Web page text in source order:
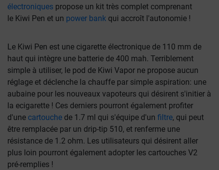
électroniques propose un kit très complet comprenant
le Kiwi Pen et un power bank qui accroît l'autonomie !
Le Kiwi Pen est une cigarette électronique de 110 mm de
haut qui intègre une batterie de 400 mah. Terriblement
simple à utiliser, le pod de Kiwi Vapor ne propose aucun
réglage et déclenche la chauffe par simple aspiration: une
aubaine pour les nouveaux vapoteurs qui désirent s'initier à
la ecigarette ! Ces derniers pourront également profiter
d'une cartouche de 1.7 ml qui s'équipe d'un filtre, qui peut
être remplacée par un drip-tip 510, et renferme une
résistance de 1.2 ohm. Les utilisateurs qui désirent aller
plus loin pourront également adopter les cartouches V2
pré-remplies !